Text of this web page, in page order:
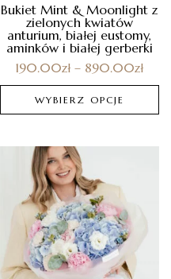
Bukiet Mint & Moonlight z
zielonych kwiatów
anturium, białej eustomy,
aminków i białej gerberki
190.00zł – 890.00zł
WYBIERZ OPCJE